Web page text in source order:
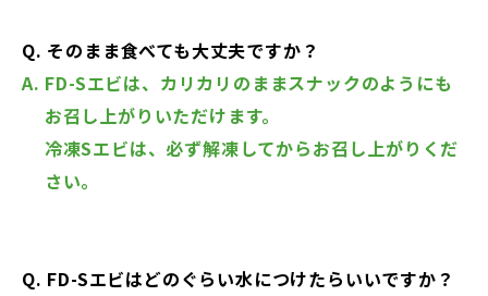
Q. そのまま食べても大丈夫ですか？
A. FD-Sエビは、カリカリのままスナックのようにも
お召し上がりいただけます。
冷凍Sエビは、必ず解凍してからお召し上がりくだ
さい。
Q. FD-Sエビはどのぐらい水につけたらいいですか？